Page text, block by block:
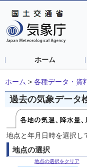
ホーム
ホーム > 各種データ・資
過去の気象データ
地点と年月日時を選択し
地点の選択
地点の選択をクリア